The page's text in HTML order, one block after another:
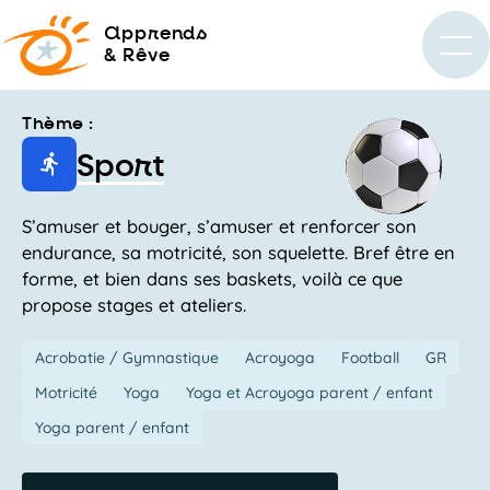
apprends
& Rêve
Thème :
Sport
S’amuser et bouger, s’amuser et renforcer son
endurance, sa motricité, son squelette. Bref être en
forme, et bien dans ses baskets, voilà ce que
propose stages et ateliers.
Acrobatie / Gymnastique Acroyoga Football
GR
Motricité
Yoga
Yoga et Acroyoga parent / enfant
Yoga parent / enfant